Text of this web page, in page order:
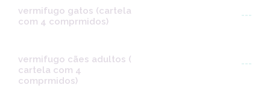
vermifugo gatos (cartela
com 4 comprmidos)
---
vermifugo cães adultos (
cartela com 4
comprmidos)
---